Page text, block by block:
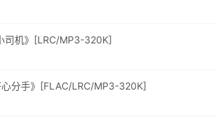
司机》[LRC/MP3-320K]
心分手》[FLAC/LRC/MP3-320K]